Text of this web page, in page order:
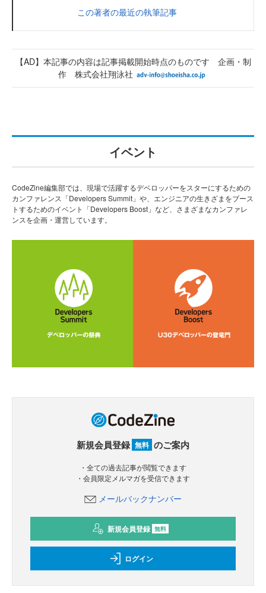
この著者の最近の執筆記事
【AD】本記事の内容は記事掲載開始時点のものです 企画・制
作 株式会社翔泳社
イベント
CodeZine編集部では、現場で活躍するデベロッパーをスターにするための
カンファレンス「Developers Summit」や、エンジニアの生きざまをブース
トするためのイベント「Developers Boost」など、さまざまなカンファレ
ンスを企画・運営しています。
新規会員登録 無料 のご案内
・全ての過去記事が閲覧できます
・会員限定メルマガを受信できます
メールバックナンバー
新規会員登録 無料
ログイン